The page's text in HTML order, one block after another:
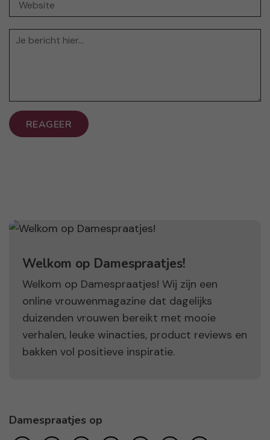
REAGEER
Welkom op Damespraatjes!
Welkom op Damespraatjes! Wij zijn een
online vrouwenmagazine dat dagelijks
duizenden vrouwen bereikt met mooie
verhalen, leuke winacties, product reviews en
bakken vol positieve inspiratie.
Damespraatjes op